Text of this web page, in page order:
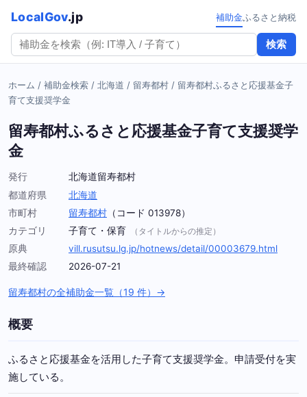
LocalGov.jp
検索
補助金ふるさと納税
ホーム / 補助金検索 / 北海道 / 留寿都村 / 留寿都村ふるさと応援基金子
育て支援奨学金
留寿都村ふるさと応援基金子育て支援奨学
金
発行
北海道留寿都村
都道府県
北海道
市町村
留寿都村 （コード 013978）
カテゴリ
子育て・保育 （タイトルからの推定）
原典
vill.rusutsu.lg.jp/hotnews/detail/00003679.html
最終確認
2026-07-21
留寿都村の全補助金一覧（19 件）→
概要
ふるさと応援基金を活用した子育て支援奨学金。申請受付を実
施している。